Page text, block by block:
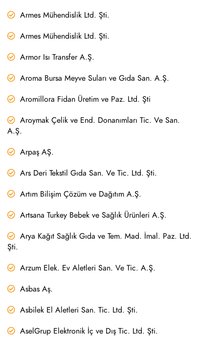
Armes Mühendislik Ltd. Şti.
Armes Mühendislik Ltd. Şti.
Armor Isı Transfer A.Ş.
Aroma Bursa Meyve Suları ve Gıda San. A.Ş.
Aromillora Fidan Üretim ve Paz. Ltd. Şti
Aroymak Çelik ve End. Donanımları Tic. Ve San.
A.Ş.
Arpaş AŞ.
Ars Deri Tekstil Gıda San. Ve Tic. Ltd. Şti.
Artım Bilişim Çözüm ve Dağıtım A.Ş.
Artsana Turkey Bebek ve Sağlık Ürünleri A.Ş.
Arya Kağıt Sağlık Gıda ve Tem. Mad. İmal. Paz. Ltd.
Şti.
Arzum Elek. Ev Aletleri San. Ve Tic. A.Ş.
Asbas Aş.
Asbilek El Aletleri San. Tic. Ltd. Şti.
AselGrup Elektronik İç ve Dış Tic. Ltd. Şti.